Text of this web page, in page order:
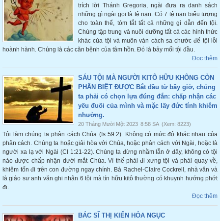
trích lời Thánh Gregoria, ngài đưa ra danh sách
những gì ngài gọi là tệ nạn. Có 7 tệ nạn biểu tượng
cho toàn thể, tóm tắt tất cả những gì dẫn đến tội.
Chúng tập trung và nuôi dưỡng tất cả các hình thức
khác của tội và muôn vàn cách sa chước để tội lỗi
hoành hành. Chúng là các căn bệnh của tâm hồn. Đó là bảy mối tội đầu.
Đọc thêm
SÁU TỘI MÀ NGƯỜI KITÔ HỮU KHÔNG CÒN
PHÂN BIỆT ĐƯỢC Bắt đầu từ bây giờ, chúng
ta phải có chọn lựa đúng đắn: chấp nhận các
yếu đuối của mình và mặc lấy đức tính khiêm
nhường.
20 Tháng Mười Một 2023 8:58 SA (Xem: 8223)
Tội làm chúng ta phân cách Chúa (Is 59:2). Không có mức độ khác nhau của
phân cách. Chúng ta hoặc giải hòa với Chúa, hoặc phân cách với Ngài, hoặc là
người xa lạ với Ngài (Cl 1:21-22). Chúng ta đừng nhầm lẫn ở đây, không có tội
nào được chấp nhận dưới mắt Chúa. Vì thế phải đi xưng tội và phải quay về,
khiêm tốn đi trên con đường ngay chính. Bà Rachel-Claire Cockrell, nhà văn và
là giáo sư anh văn ghi nhận 6 tội mà tín hữu kitô thường có khuynh hướng phớt
đi.
Đọc thêm
BÁC SĨ THỊ KIẾN HỎA NGỤC